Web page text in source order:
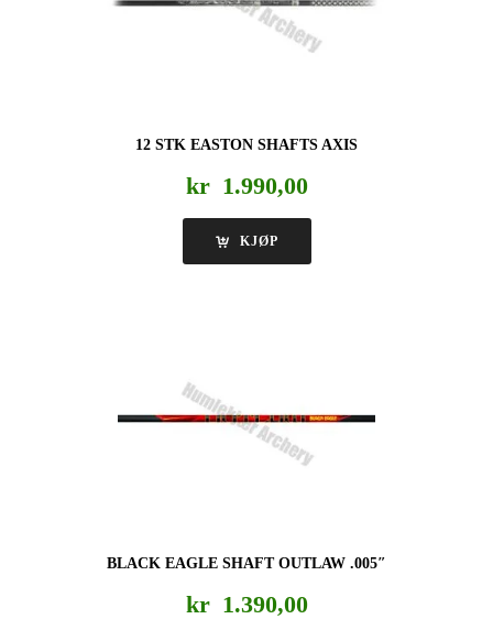
12 STK EASTON SHAFTS AXIS
kr 1.990,00
KJØP
BLACK EAGLE SHAFT OUTLAW .005″
kr 1.390,00